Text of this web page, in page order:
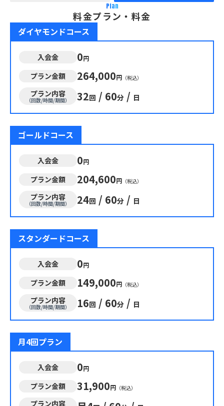
Plan
料金プラン・料金
ダイヤモンドコース
入会金 0円
プラン金額 264,000円 （税込）
プラン内容
（回数/時間/期間） 32回 / 60分 / 日
ゴールドコース
入会金 0円
プラン金額 204,600円 （税込）
プラン内容
（回数/時間/期間） 24回 / 60分 / 日
スタンダードコース
入会金 0円
プラン金額 149,000円 （税込）
プラン内容
（回数/時間/期間） 16回 / 60分 / 日
月4回プラン
入会金 0円
プラン金額 31,900円 （税込）
プラン内容